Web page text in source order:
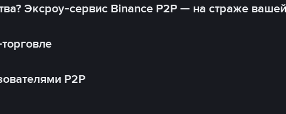
Эксроу-сервис Binance P2P — на страже
P2P